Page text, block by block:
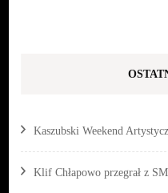
Kaszubski Weekend
Klif Chłapowo przegrał z